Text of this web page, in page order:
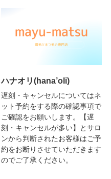
ハナオリ(hana’oli)
遅刻・キャンセルについてはネ
ット予約をする際の確認事項で
ご確認をお願いします。【遅
刻・キャンセルが多い】とサロ
ンから判断されたお客様はご予
約をお断りさせていただきます
のでご了承ください。